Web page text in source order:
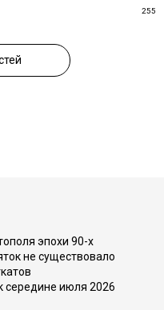
255
эпохи 90-х
не существовало
середине июля 2026